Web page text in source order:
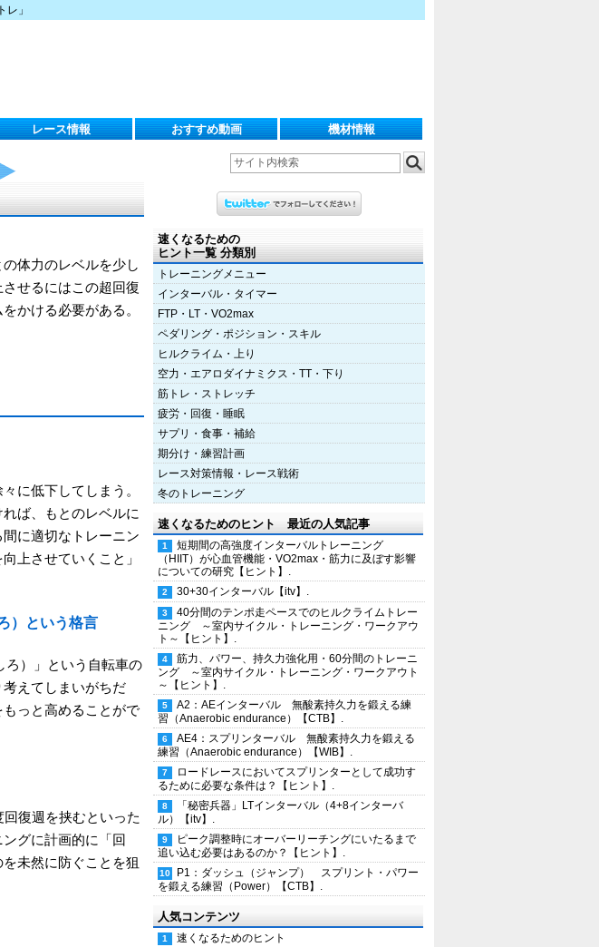
」
レース情報 おすすめ動画 機材情報
体力のレベルを少し
せるにはこの超回復
かける必要がある。
に低下してしまう。
ば、もとのレベルに
に適切なトレーニン
上させていくこと」
）という格言
ろ）」という自転車の
えてしまいがちだ
っと高めることがで
復週を挟むといった
グに計画的に「回
未然に防ぐことを狙
速くなるための
ヒント一覧 分類別
トレーニングメニュー
インターバル・タイマー
FTP・LT・VO2max
ペダリング・ポジション・スキル
ヒルクライム・上り
空力・エアロダイナミクス・TT・下り
筋トレ・ストレッチ
疲労・回復・睡眠
サプリ・食事・補給
期分け・練習計画
レース対策情報・レース戦術
冬のトレーニング
速くなるためのヒント 最近の人気記事
短期間の高強度インターバルトレーニング
（HIIT）が心血管機能・VO2max・筋力に及ぼす影響
についての研究【ヒント】.
30+30インターバル【itv】.
40分間のテンポ走ペースでのヒルクライムトレー
ニング ～室内サイクル・トレーニング・ワークアウ
ト～【ヒント】.
筋力、パワー、持久力強化用・60分間のトレーニ
ング ～室内サイクル・トレーニング・ワークアウト
～【ヒント】.
A2：AEインターバル 無酸素持久力を鍛える練
習（Anaerobic endurance）【CTB】.
AE4：スプリンターバル 無酸素持久力を鍛える
練習（Anaerobic endurance）【WIB】.
ロードレースにおいてスプリンターとして成功す
るために必要な条件は？【ヒント】.
「秘密兵器」LTインターバル（4+8インターバ
ル）【itv】.
ピーク調整時にオーバーリーチングにいたるまで
追い込む必要はあるのか？【ヒント】.
P1：ダッシュ（ジャンプ） スプリント・パワー
を鍛える練習（Power）【CTB】.
人気コンテンツ
速くなるためのヒント